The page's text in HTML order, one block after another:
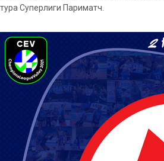
тура Суперлиги Париматч.